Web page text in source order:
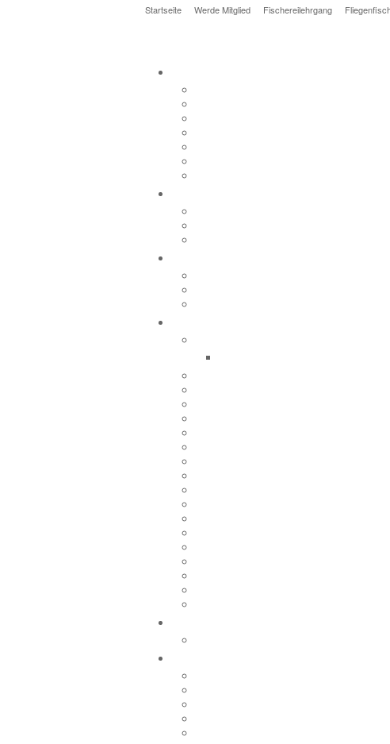
Startseite Werde Mitglied Fischereilehrgang